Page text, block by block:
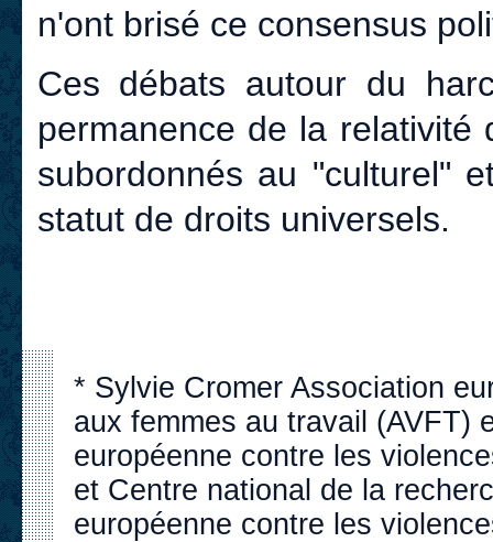
n'ont brisé ce consensus
Ces débats autour du
permanence de la
subordonnés au "culturel"
statut de droits universels.
* Sylvie Cromer Association
aux femmes au travail (AVFT)
européenne contre les
et Centre national de la
européenne contre les